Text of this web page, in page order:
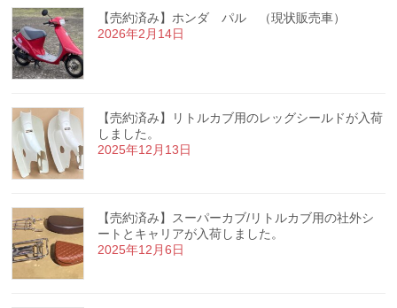
【売約済み】ホンダ パル （現状販売車）
2026年2月14日
【売約済み】リトルカブ用のレッグシールドが入荷
しました。
2025年12月13日
【売約済み】スーパーカブ/リトルカブ用の社外シ
ートとキャリアが入荷しました。
2025年12月6日